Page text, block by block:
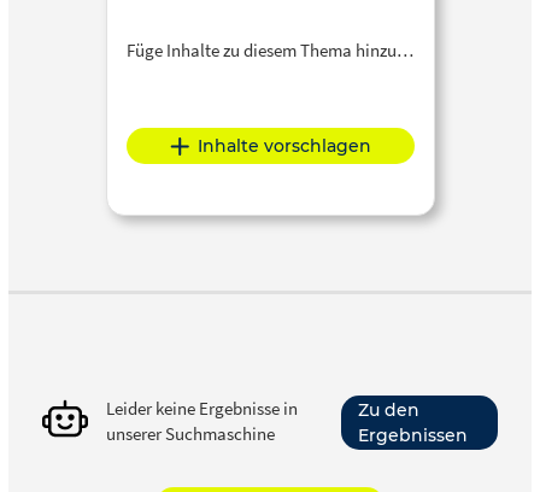
Füge Inhalte zu diesem Thema hinzu…
Inhalte vorschlagen
Leider keine Ergebnisse in
unserer Suchmaschine
Zu den
Ergebnissen